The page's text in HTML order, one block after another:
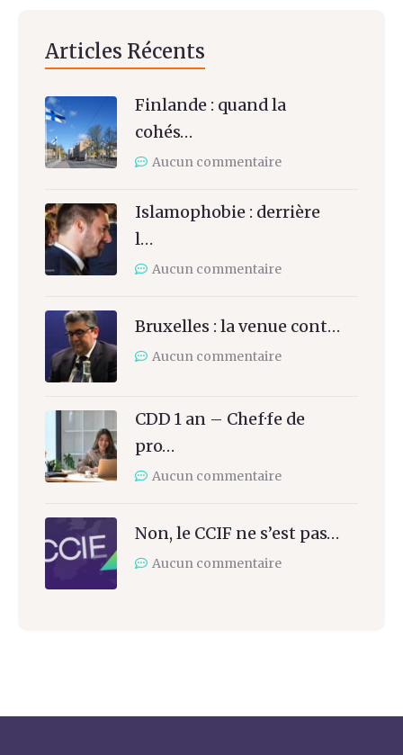
Articles Récents
Finlande : quand la
cohés…
Aucun commentaire
Islamophobie : derrière
l…
Aucun commentaire
Bruxelles : la venue cont…
Aucun commentaire
CDD 1 an – Chef·fe de
pro…
Aucun commentaire
Non, le CCIF ne s’est pas…
Aucun commentaire